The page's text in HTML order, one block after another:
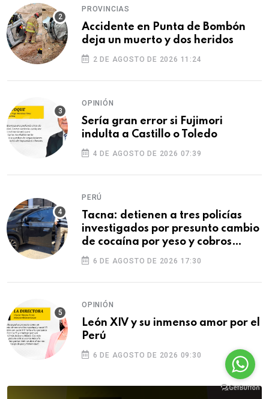
PROVINCIAS
Accidente en Punta de Bombón
deja un muerto y dos heridos
2 DE AGOSTO DE 2026 11:24
OPINIÓN
Sería gran error si Fujimori
indulta a Castillo o Toledo
4 DE AGOSTO DE 2026 07:39
PERÚ
Tacna: detienen a tres policías
investigados por presunto cambio
de cocaína por yeso y cobros
ilegales
6 DE AGOSTO DE 2026 17:30
OPINIÓN
León XIV y su inmenso amor por el
Perú
6 DE AGOSTO DE 2026 09:30